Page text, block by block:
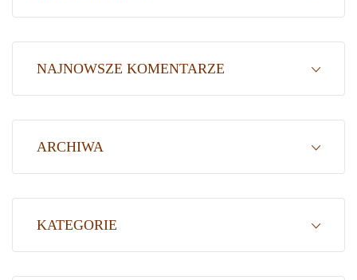
NAJNOWSZE KOMENTARZE
ARCHIWA
KATEGORIE